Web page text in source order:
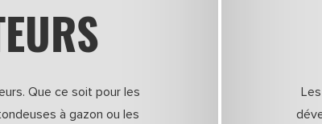
Que ce soit pour les
à gazon ou les